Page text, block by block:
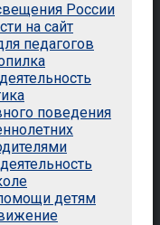
России
на сайт
педагогов
поведения
детям